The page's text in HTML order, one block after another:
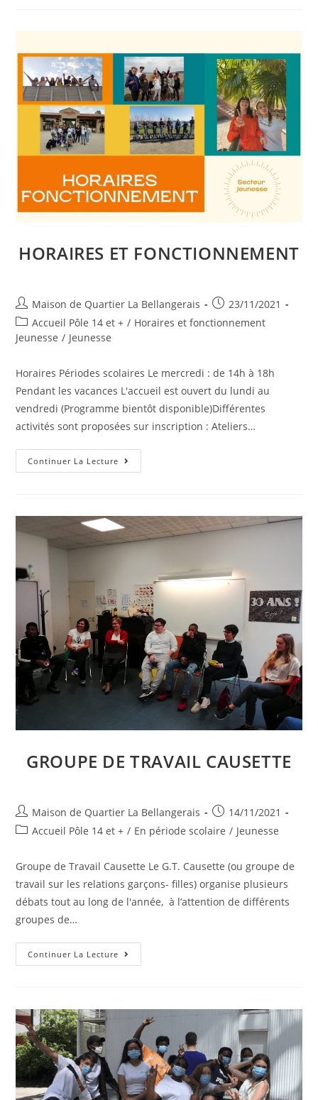
HORAIRES ET FONCTIONNEMENT
Auteur/autrice
de
la
publication :
Maison de Quartier La Bellangerais
Publication
publiée :
23/11/2021
Post
category:
Accueil Pôle 14 et + / Horaires et fonctionnement
Jeunesse / Jeunesse
Horaires Périodes scolaires Le mercredi : de 14h à 18h
Pendant les vacances L'accueil est ouvert du lundi au
vendredi (Programme bientôt disponible)Différentes
activités sont proposées sur inscription : Ateliers…
Continuer La Lecture Horaires
Et
GROUPE DE TRAVAIL CAUSETTE
Auteur/autrice
de
Maison de Quartier La Bellangerais
Publication
publiée :
14/11/2021
PostAccueil Pôle 14 et + / En période scolaire / Jeunesse
Groupe de Travail Causette Le G.T. Causette (ou groupe de
travail sur les relations garçons- filles) organise plusieurs
débats tout au long de l'année, à l’attention de différents
groupes de…
Continuer La Lecture Groupe
De